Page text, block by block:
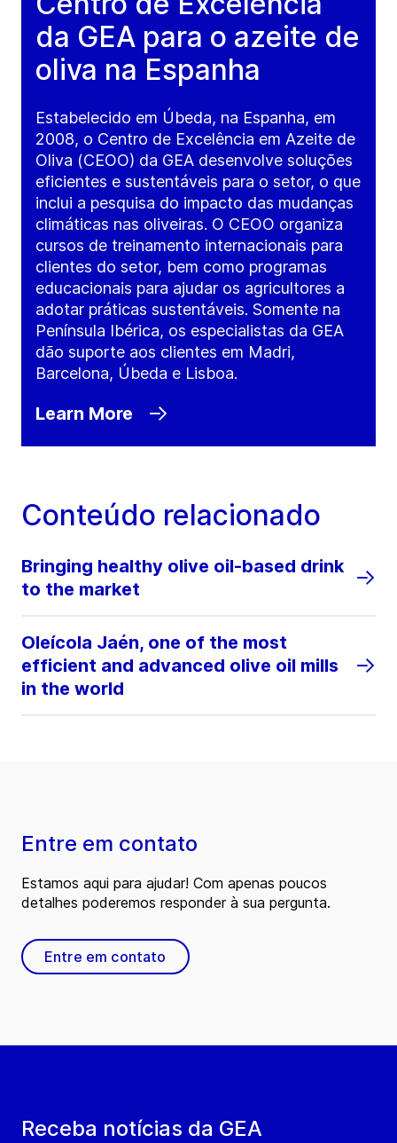
da GEA para o azeite de
oliva na Espanha
Estabelecido em Úbeda, na Espanha, em
2008, o Centro de Excelência em Azeite de
Oliva (CEOO) da GEA desenvolve soluções
eficientes e sustentáveis para o setor, o que
inclui a pesquisa do impacto das mudanças
climáticas nas oliveiras. O CEOO organiza
cursos de treinamento internacionais para
clientes do setor, bem como programas
educacionais para ajudar os agricultores a
adotar práticas sustentáveis. Somente na
Península Ibérica, os especialistas da GEA
dão suporte aos clientes em Madri,
Barcelona, Úbeda e Lisboa.
Learn More
Conteúdo relacionado
Bringing healthy olive oil-based drink
to the market
Oleícola Jaén, one of the most
efficient and advanced olive oil mills
in the world
Receba notícias da GEA
Entre em contato
Estamos aqui para ajudar! Com apenas poucos
detalhes poderemos responder à sua pergunta.
Entre em contato